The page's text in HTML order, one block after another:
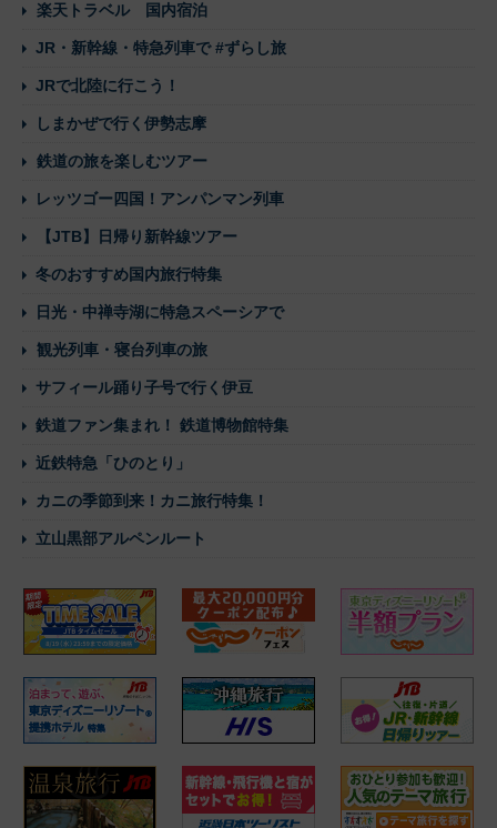
楽天トラベル 国内宿泊
JR・新幹線・特急列車で #ずらし旅
JRで北陸に行こう！
しまかぜで行く伊勢志摩
鉄道の旅を楽しむツアー
レッツゴー四国！アンパンマン列車
【JTB】日帰り新幹線ツアー
冬のおすすめ国内旅行特集
日光・中禅寺湖に特急スペーシアで
観光列車・寝台列車の旅
サフィール踊り子号で行く伊豆
鉄道ファン集まれ！ 鉄道博物館特集
近鉄特急「ひのとり」
カニの季節到来！カニ旅行特集！
立山黒部アルペンルート